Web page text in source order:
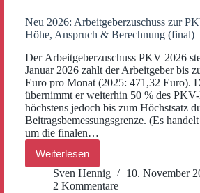
Neu 2026: Arbeitgeberzuschuss zur
Höhe, Anspruch & Berechnung (final)
Der Arbeitgeberzuschuss PKV 2026
Januar 2026 zahlt der Arbeitgeber bis
Euro pro Monat (2025: 471,32 Euro).
übernimmt er weiterhin 50 % des
höchstens jedoch bis zum Höchstsatz
Beitragsbemessungsgrenze. (Es
um die finalen…
Weiterlesen
Neu
2026:
Arbeitgeberzuschuss
Sven Hennig
10. November
2 Kommentare